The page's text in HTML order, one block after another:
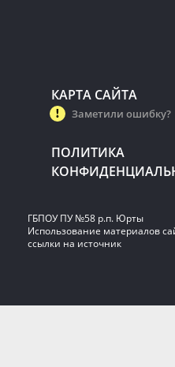
КАРТА САЙТА
Заметили ошибку?
ПОЛИТИКА
ГБПОУ ПУ №58 р.п. Юрты
Использование материалов
ссылки на источник